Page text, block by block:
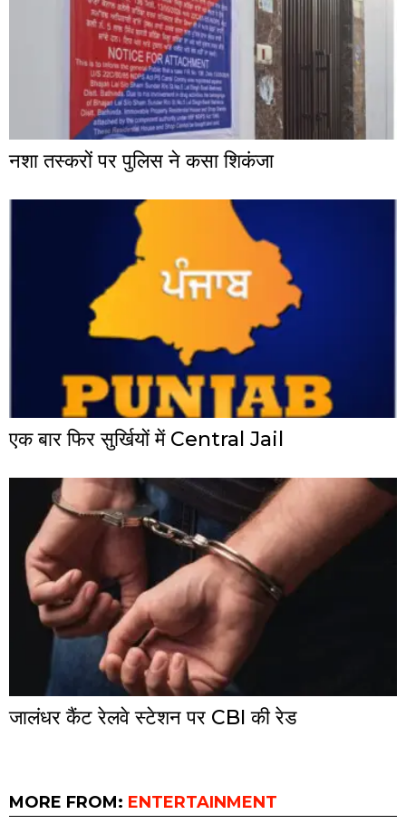
नशा तस्करों पर पुलिस ने कसा शिकंजा
एक बार फिर सुर्खियों में Central Jail
जालंधर कैंट रेलवे स्टेशन पर CBI की रेड
MORE FROM: ENTERTAINMENT